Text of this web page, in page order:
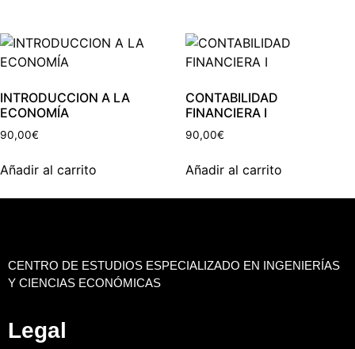
INTRODUCCION A LA
ECONOMÍA
90,00€
Añadir al carrito
CONTABILIDAD
FINANCIERA I
90,00€
Añadir al carrito
CENTRO DE ESTUDIOS ESPECIALIZADO EN INGENIERÍAS
Y CIENCIAS ECONÓMICAS
Legal